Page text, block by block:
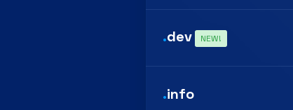
.dev NEW!
.info